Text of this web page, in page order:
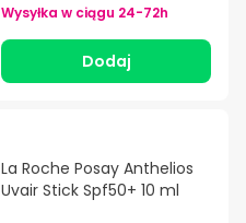
Wysyłka w ciągu 24-72h
Dodaj
La Roche Posay Anthelios
Uvair Stick Spf50+ 10 ml